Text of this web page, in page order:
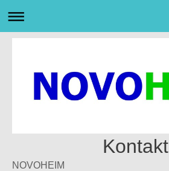
Kontakt
NOVOHEIM